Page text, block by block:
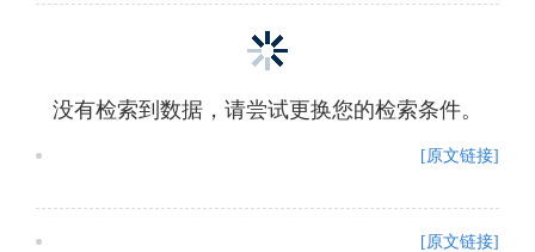
没有检索到数据，请尝试更换您的检索条件。
[原文链接]
[原文链接]